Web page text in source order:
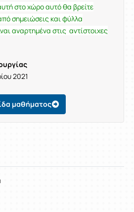
στο χώρο αυτό θα βρείτε
σημειώσεις και φύλλα
αναρτημένα στις αντίστοιχες
2021
μαθήματος